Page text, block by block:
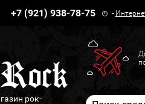
+7 (921) 938-78-75 -
рок-